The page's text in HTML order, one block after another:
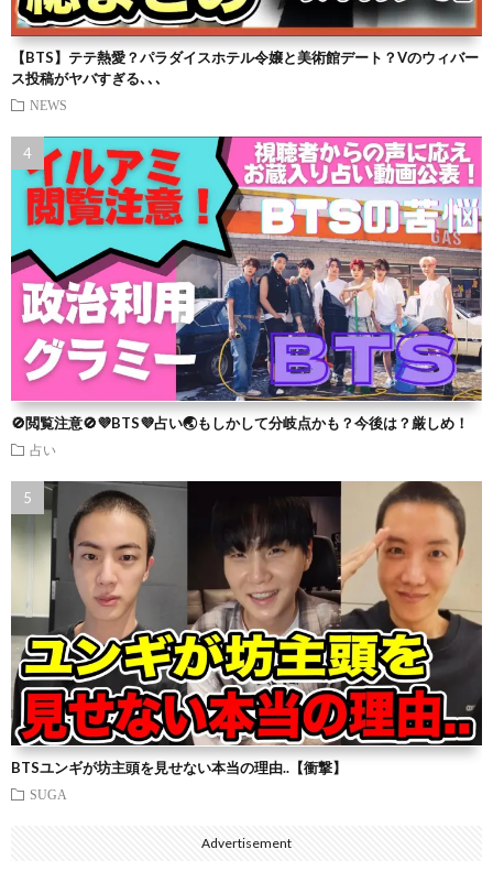
【BTS】テテ熱愛？パラダイスホテル令嬢と美術館デート？Vのウィバー
ス投稿がヤバすぎる､､､
NEWS
🚫閲覧注意🚫💜BTS💜占い🌏もしかして分岐点かも？今後は？厳しめ！
占い
BTSユンギが坊主頭を見せない本当の理由..【衝撃】
SUGA
Advertisement